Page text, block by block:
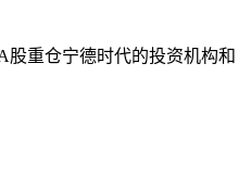
股重仓宁德时代的投资机构和